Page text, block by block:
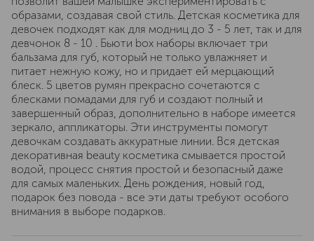
образами, создавая свой стиль. Детская косметика для
девочек подходят как для модниц до 3 - 5 лет, так и для
девчонок 8 - 10 . Бьюти box наборы включает три
бальзама для губ, который не только увлажняет и
питает нежную кожу, но и придает ей мерцающий
блеск. 5 цветов румян прекрасно сочетаются с
блесками помадами для губ и создают полный и
завершенный образ, дополнительно в наборе имеется
зеркало, аппликаторы. Эти инструменты помогут
девочкам создавать аккуратные линии. Вся детская
декоративная beauty косметика смывается простой
водой, процесс снятия простой и безопасный даже
для самых маленьких. День рождения, новый год,
подарок без повода - все эти даты требуют особого
внимания в выборе подарков.